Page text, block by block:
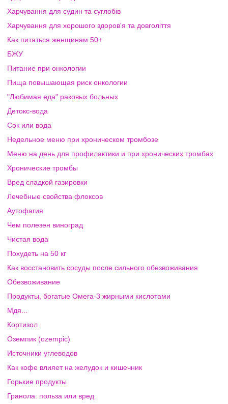
Харчування для судин та суглобів
Харчування для хорошого здоров'я та довголіття
Как питаться женщинам 50+
БЖУ
Питание при онкологии
Пища повышающая риск онкологии
"Любимая еда" раковых больных
Детокс-вода
Сок или вода
Недельное меню при хроническом тромбозе
Меню на день для профилактики и при хронических тромбах
Хронические тромбы
Вред сладкой газировки
Лечебные свойства флоксов
Аутофагия
Чем полезен виноград
Чистая вода
Похудеть на 50 кг
Как восстановить сосуды после сильного обезвоживания
Обезвоживание
Продукты, богатые Омега-3 жирными кислотами
Мдя...
Кортизол
Оземпик (ozempic)
Источники углеводов
Как кофе влияет на желудок и кишечник
Горькие продукты
Гранола: польза или вред